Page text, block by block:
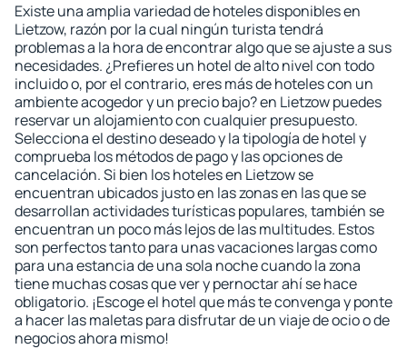
Existe una amplia variedad de hoteles disponibles en
Lietzow, razón por la cual ningún turista tendrá
problemas a la hora de encontrar algo que se ajuste a sus
necesidades. ¿Prefieres un hotel de alto nivel con todo
incluido o, por el contrario, eres más de hoteles con un
ambiente acogedor y un precio bajo? en Lietzow puedes
reservar un alojamiento con cualquier presupuesto.
Selecciona el destino deseado y la tipología de hotel y
comprueba los métodos de pago y las opciones de
cancelación. Si bien los hoteles en Lietzow se
encuentran ubicados justo en las zonas en las que se
desarrollan actividades turísticas populares, también se
encuentran un poco más lejos de las multitudes. Estos
son perfectos tanto para unas vacaciones largas como
para una estancia de una sola noche cuando la zona
tiene muchas cosas que ver y pernoctar ahí se hace
obligatorio. ¡Escoge el hotel que más te convenga y ponte
a hacer las maletas para disfrutar de un viaje de ocio o de
negocios ahora mismo!